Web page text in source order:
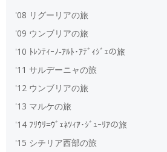
'08 リグーリアの旅
'09 ウンブリアの旅
'10 ﾄﾚﾝﾃｨｰﾉ‐ｱﾙﾄ･ｱﾃﾞｨｼﾞｪの旅
'11 サルデーニャの旅
'12 ウンブリアの旅
'13 マルケの旅
'14 ﾌﾘｳﾘ=ｳﾞｪﾈﾂｨｱ･ｼﾞｭｰﾘｱの旅
'15 シチリア西部の旅